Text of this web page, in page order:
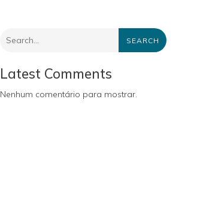
SEARCH
Latest Comments
Nenhum comentário para mostrar.